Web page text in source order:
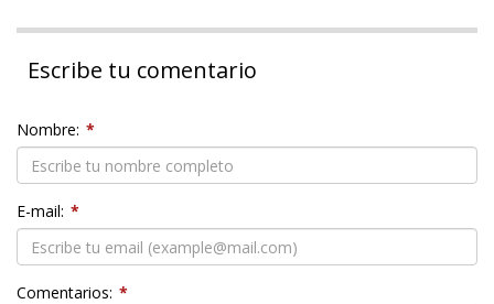
Escribe tu comentario
Nombre: *
E-mail: *
Comentarios: *